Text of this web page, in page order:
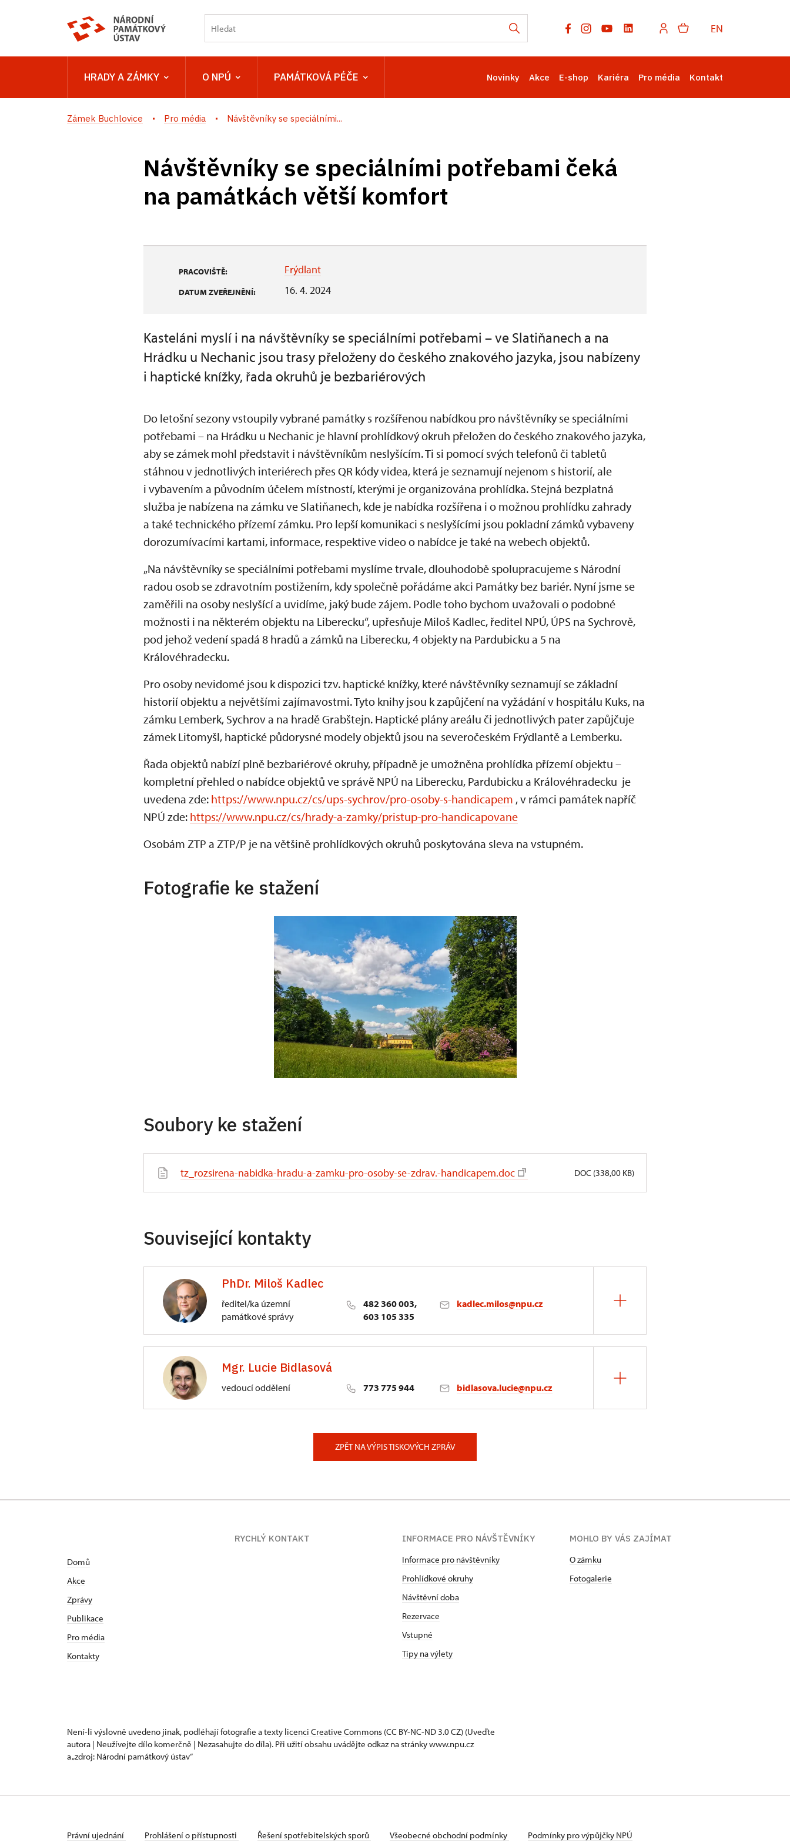
EN
HRADY A ZÁMKY O NPÚ PAMÁTKOVÁ PÉČE Novinky Akce E-shop Kariéra Pro média Kontakt
Zámek Buchlovice Pro média Návštěvníky se speciálními...
Návštěvníky se speciálními potřebami čeká
na památkách větší komfort
PRACOVIŠTĚ: Frýdlant
DATUM ZVEŘEJNĚNÍ: 16. 4. 2024
Kasteláni myslí i na návštěvníky se speciálními potřebami – ve Slatiňanech a na
Hrádku u Nechanic jsou trasy přeloženy do českého znakového jazyka, jsou nabízeny
i haptické knížky, řada okruhů je bezbariérových
Do letošní sezony vstoupily vybrané památky s rozšířenou nabídkou pro návštěvníky se speciálními
potřebami – na Hrádku u Nechanic je hlavní prohlídkový okruh přeložen do českého znakového jazyka,
aby se zámek mohl představit i návštěvníkům neslyšícím. Ti si pomocí svých telefonů či tabletů
stáhnou v jednotlivých interiérech přes QR kódy videa, která je seznamují nejenom s historií, ale
i vybavením a původním účelem místností, kterými je organizována prohlídka. Stejná bezplatná
služba je nabízena na zámku ve Slatiňanech, kde je nabídka rozšířena i o možnou prohlídku zahrady
a také technického přízemí zámku. Pro lepší komunikaci s neslyšícími jsou pokladní zámků vybaveny
dorozumívacími kartami, informace, respektive video o nabídce je také na webech objektů.
„Na návštěvníky se speciálními potřebami myslíme trvale, dlouhodobě spolupracujeme s Národní
radou osob se zdravotním postižením, kdy společně pořádáme akci Památky bez bariér. Nyní jsme se
zaměřili na osoby neslyšící a uvidíme, jaký bude zájem. Podle toho bychom uvažovali o podobné
možnosti i na některém objektu na Liberecku“, upřesňuje Miloš Kadlec, ředitel NPÚ, ÚPS na Sychrově,
pod jehož vedení spadá 8 hradů a zámků na Liberecku, 4 objekty na Pardubicku a 5 na
Královéhradecku.
Pro osoby nevidomé jsou k dispozici tzv. haptické knížky, které návštěvníky seznamují se základní
historií objektu a největšími zajímavostmi. Tyto knihy jsou k zapůjčení na vyžádání v hospitálu Kuks, na
zámku Lemberk, Sychrov a na hradě Grabštejn. Haptické plány areálu či jednotlivých pater zapůjčuje
zámek Litomyšl, haptické půdorysné modely objektů jsou na severočeském Frýdlantě a Lemberku.
Řada objektů nabízí plně bezbariérové okruhy, případně je umožněna prohlídka přízemí objektu –
kompletní přehled o nabídce objektů ve správě NPÚ na Liberecku, Pardubicku a Královéhradecku je
uvedena zde: https://www.npu.cz/cs/ups-sychrov/pro-osoby-s-handicapem , v rámci památek napříč
NPÚ zde: https://www.npu.cz/cs/hrady-a-zamky/pristup-pro-handicapovane
Osobám ZTP a ZTP/P je na většině prohlídkových okruhů poskytována sleva na vstupném.
Fotografie ke stažení
Soubory ke stažení
tz_rozsirena-nabidka-hradu-a-zamku-pro-osoby-se-zdrav.-handicapem.doc DOC (338,00 KB)
Související kontakty
PhDr. Miloš Kadlec
ředitel/ka územní
památkové správy
482 360 003,
603 105 335
kadlec.milos@npu.cz
3/, Sychrov 3Mgr. Lucie Bidlasová
vedoucí oddělení 773 775 944 bidlasova.lucie@npu.cz
ZPĚT NA VÝPIS TISKOVÝCH ZPRÁV
Domů
Akce
Zprávy
Publikace
Pro média
Kontakty
RYCHLÝ KONTAKT
INFORMACE PRO NÁVŠTĚVNÍKY
Informace pro návštěvníky
Prohlídkové okruhy
Návštěvní doba
Rezervace
Vstupné
Tipy na výlety
MOHLO BY VÁS ZAJÍMAT
O zámku
Fotogalerie
Není-li výslovně uvedeno jinak, podléhají fotografie a texty licenci Creative Commons (CC BY-NC-ND 3.0 CZ) (Uveďte
autora | Neužívejte dílo komerčně | Nezasahujte do díla). Při užití obsahu uvádějte odkaz na stránky www.npu.cz
a „zdroj: Národní památkový ústav“
Právní ujednání Prohlášení o přístupnosti Řešení spotřebitelských sporů Všeobecné obchodní podmínky
Podmínky pro výpůjčky NPÚ